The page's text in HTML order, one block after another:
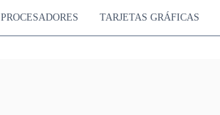
PROCESADORES TARJETAS GRÁFICAS